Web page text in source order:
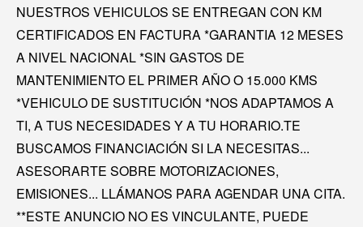
NUESTROS VEHICULOS SE ENTREGAN CON KM
CERTIFICADOS EN FACTURA *GARANTIA 12 MESES
A NIVEL NACIONAL *SIN GASTOS DE
MANTENIMIENTO EL PRIMER AÑO O 15.000 KMS
*VEHICULO DE SUSTITUCIÓN *NOS ADAPTAMOS A
TI, A TUS NECESIDADES Y A TU HORARIO.TE
BUSCAMOS FINANCIACIÓN SI LA NECESITAS...
ASESORARTE SOBRE MOTORIZACIONES,
EMISIONES... LLÁMANOS PARA AGENDAR UNA CITA.
**ESTE ANUNCIO NO ES VINCULANTE, PUEDE